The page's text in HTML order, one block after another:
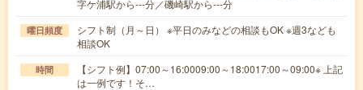
字ケ浦駅から---分／磯崎駅から---分
曜日頻度
シフト制（月～日） ※平日のみなどの相談もOK ※週3なども
相談OK
時間
【シフト例】07:00～16:0009:00～18:0017:00～09:00※ 上記
は一例です！そ…